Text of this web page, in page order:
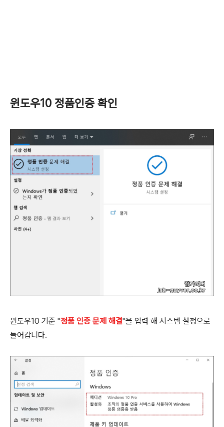
윈도우10 정품인증 확인
윈도우10 기준 "정품 인증 문제 해결"을 입력 해 시스템 설정으로
들어갑니다.